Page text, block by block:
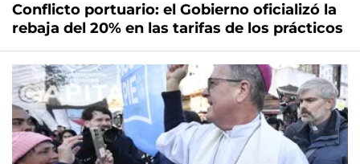
Conflicto portuario: el Gobierno oficializó la
rebaja del 20% en las tarifas de los prácticos